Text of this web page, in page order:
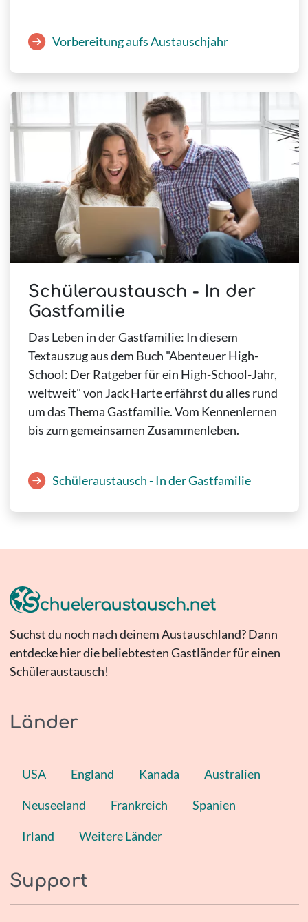
Vorbereitung aufs Austauschjahr
Schüleraustausch - In der
Gastfamilie
Das Leben in der Gastfamilie: In diesem
Textauszug aus dem Buch "Abenteuer High-
School: Der Ratgeber für ein High-School-Jahr,
weltweit" von Jack Harte erfährst du alles rund
um das Thema Gastfamilie. Vom Kennenlernen
bis zum gemeinsamen Zusammenleben.
Schüleraustausch - In der Gastfamilie
Suchst du noch nach deinem Austauschland? Dann
entdecke hier die beliebtesten Gastländer für einen
Schüleraustausch!
Länder
USA England Kanada Australien
Neuseeland Frankreich Spanien
Irland Weitere Länder
Support